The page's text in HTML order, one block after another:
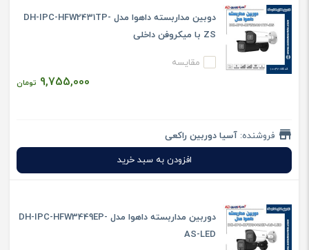
دوبین مداربسته داهوا مدل DH-IPC-HFW2431TP-
ZS با میکروفن داخلی
مقایسه
9,755,000 تومان
فروشنده: آسیا دوربین راکعی
افزودن به سبد خرید
دوربین مداربسته داهوا مدل DH-IPC-HFW3449EP-
AS-LED